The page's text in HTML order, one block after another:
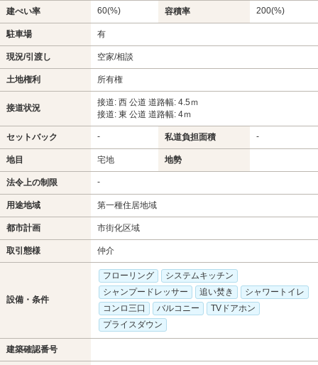
建ぺい率 60(%) 容積率 200(%)
駐車場 有
現況/引渡し 空家/相談
土地権利 所有権
接道状況
接道: 西 公道 道路幅: 4.5ｍ
接道: 東 公道 道路幅: 4ｍ
セットバック - 私道負担面積 -
地目 宅地 地勢
法令上の制限 -
用途地域 第一種住居地域
都市計画 市街化区域
取引態様 仲介
設備・条件
フローリング
システムキッチン
シャンプードレッサー
追い焚き
シャワートイレ
コンロ三口
バルコニー
TVドアホン
プライスダウン
建築確認番号